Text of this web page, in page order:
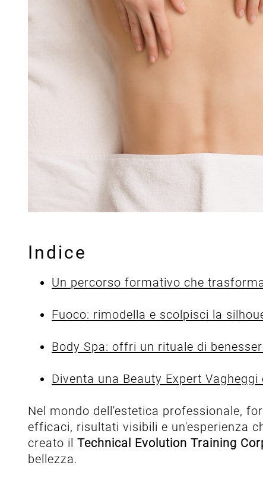
Indice
Un percorso formativo che
Fuoco: rimodella e scolpisci la
Body Spa: offri un rituale di
Diventa una Beauty Expert
Nel mondo dell'estetica professionale,
efficaci, risultati visibili e un'esperienza
creato ilTechnical Evolution Training
bellezza.